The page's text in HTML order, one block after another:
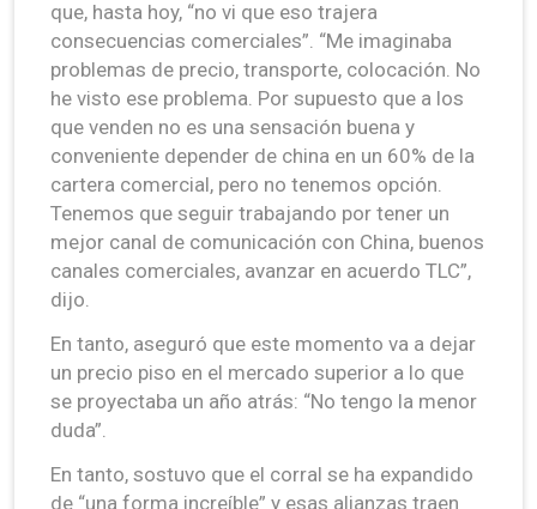
que, hasta hoy, “no vi que eso trajera
consecuencias comerciales”. “Me imaginaba
problemas de precio, transporte, colocación. No
he visto ese problema. Por supuesto que a los
que venden no es una sensación buena y
conveniente depender de china en un 60% de la
cartera comercial, pero no tenemos opción.
Tenemos que seguir trabajando por tener un
mejor canal de comunicación con China, buenos
canales comerciales, avanzar en acuerdo TLC”,
dijo.
En tanto, aseguró que este momento va a dejar
un precio piso en el mercado superior a lo que
se proyectaba un año atrás: “No tengo la menor
duda”.
En tanto, sostuvo que el corral se ha expandido
de “una forma increíble” y esas alianzas traen